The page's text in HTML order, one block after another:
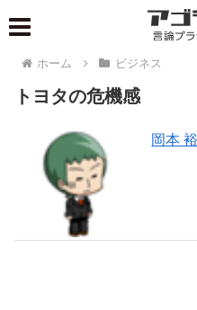
ホーム ビジネス
トヨタの危機感
岡本